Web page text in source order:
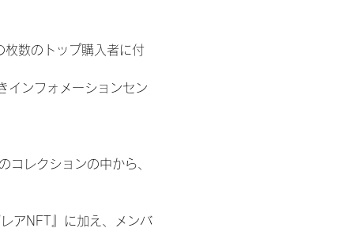
数のトップ購入者に付
インフォメーションセン
レクションの中から、
アNFT』に加え、メンバ